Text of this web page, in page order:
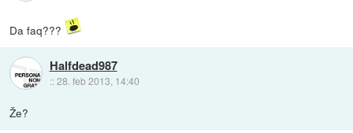
Da faq???
Halfdead987
::28. feb 2013, 14:40
Že?